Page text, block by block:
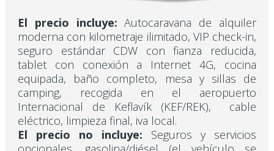
El precio incluye:Autocaravana de alquiler
moderna con kilometraje ilimitado, VIP check-in,
seguro estándar CDW con fianza reducida,
tablet con conexión a Internet 4G, cocina
equipada, baño completo, mesa y sillas de
camping, recogida en el aeropuerto
Internacional de Keflavík (KEF/REK), cable
eléctrico, limpieza final, iva local.
El precio no incluye: Seguros y servicios